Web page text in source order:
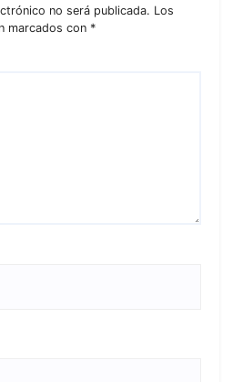
no será publicada. Los
marcados con *